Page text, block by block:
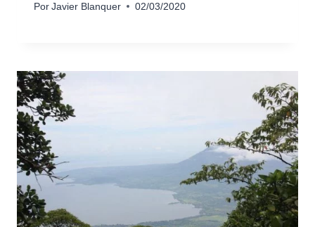
Por Javier Blanquer 02/03/2020